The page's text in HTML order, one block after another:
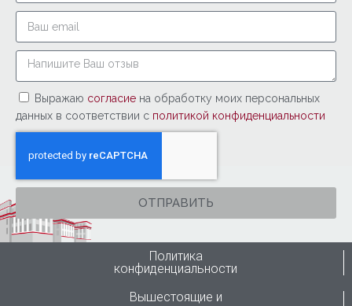
Выражаю согласие на обработку моих персональных
данных в соответствии с политикой конфиденциальности
ОТПРАВИТЬ
Политика
конфиденциальности
Вышестоящие и